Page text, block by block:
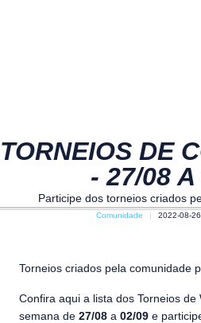
TORNEIOS DE
- 27/08
Participe dos torneios criados
Comunidade 2022-08-
Torneios criados pela comunidade
Confira aqui a lista dos Torneios
semana de 27/08 a 02/09 e